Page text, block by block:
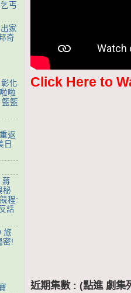
Click Here to
近期集數 : (點進 劇集
丐
家
奇
化
啦
籃籃
返
日
蔣
秘
程:
話
旅
密!